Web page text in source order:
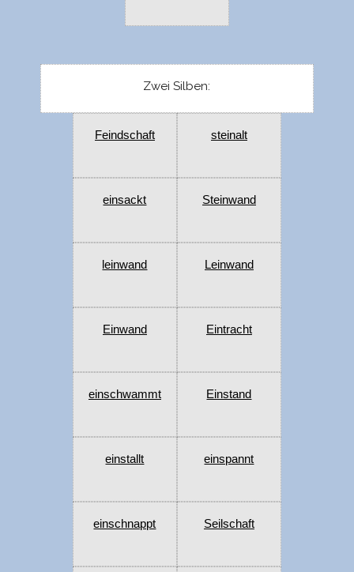
Zwei Silben:
Feindschaft steinalt
einsackt Steinwand
leinwand Leinwand
Einwand Eintracht
einschwammt Einstand
einstallt einspannt
einschnappt Seilschaft